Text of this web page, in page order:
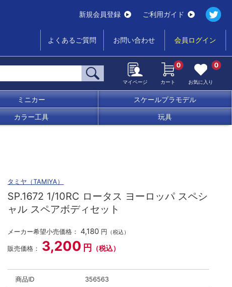
新規会員登録 ご利用ガイド
よくあるご質問 お問い合わせ 会員ログイン
マイページ カート
0
お気に入り
0
ミニカー スケールプラモデル
カラー工具 玩具
タミヤ（TAMIYA）
SP.1672 1/10RC ロータス ヨーロッパ スペシ
ャル スペアボディセット
メーカー希望小売価格： 4,180 円 （税込）
販売価格： 3,200 円 （税込）
商品ID 356563